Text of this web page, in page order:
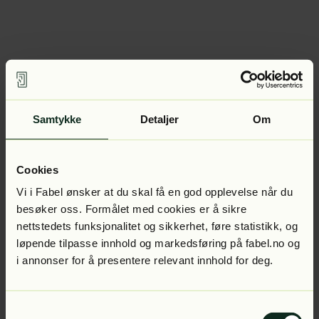
Samtykke Detaljer Om
Cookies
Vi i Fabel ønsker at du skal få en god opplevelse når du
besøker oss. Formålet med cookies er å sikre
nettstedets funksjonalitet og sikkerhet, føre statistikk, og
løpende tilpasse innhold og markedsføring på fabel.no og
i annonser for å presentere relevant innhold for deg.